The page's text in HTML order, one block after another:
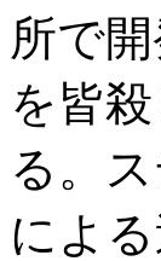
所で
を皆
る。
によ